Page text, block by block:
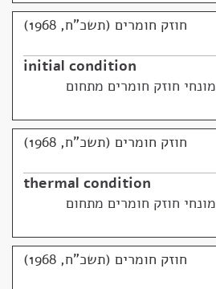
חוזק חומרים (תשכ"ח, 1968)
initial condition
מונחי חוזק חומרים מתחום
חוזק חומרים (תשכ"ח, 1968)
thermal condition
מונחי חוזק חומרים מתחום
חוזק חומרים (תשכ"ח, 1968)